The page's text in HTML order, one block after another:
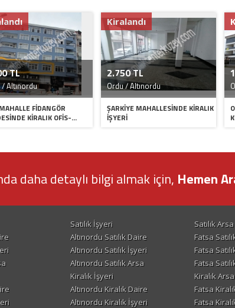
FİDANGÖR
OFİS-...
Kiralandı
2.750 TL
Ordu / Altınordu
ŞARKİYE MAHALLESİNDE KİRALIK
1.350
Ordu /
ORDU
daha detaylı bilgi almak için, Hemen
Satılık İşyeri Satılık Arsa
Altınordu Satılık Daire Fatsa
Altınordu Satılık İşyeri Fatsa
Altınordu Satılık Arsa Fatsa
Kiralık İşyeri
Kiralık Arsa
Altınordu Kiralık Daire Fatsa
Altınordu Kiralık İşyeri Fatsa